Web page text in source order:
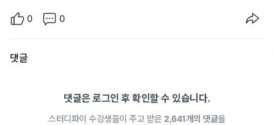
0 0
댓글
댓글은 로그인 후 확인할 수 있습니다.
스터디파이 수강생들이 주고 받은 2,641개의 댓글을